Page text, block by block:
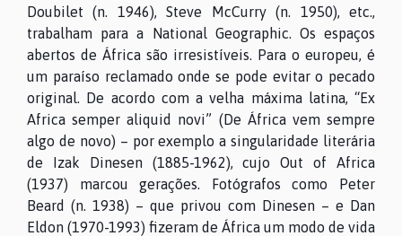
Doubilet (n. 1946), Steve McCurry (n. 1950), etc.,
trabalham para a National Geographic. Os espaços
abertos de África são irresistíveis. Para o europeu, é
um paraíso reclamado onde se pode evitar o pecado
original. De acordo com a velha máxima latina, “Ex
Africa semper aliquid novi” (De África vem sempre
algo de novo) – por exemplo a singularidade literária
de Izak Dinesen (1885-1962), cujo Out of Africa
(1937) marcou gerações. Fotógrafos como Peter
Beard (n. 1938) – que privou com Dinesen – e Dan
Eldon (1970-1993) fizeram de África um modo de vida